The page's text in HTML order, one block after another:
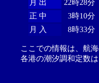
月 出
22時28分
正 中
3時10分
月 入
8時33分
ここでの情報は、航
各港の潮汐調和定数